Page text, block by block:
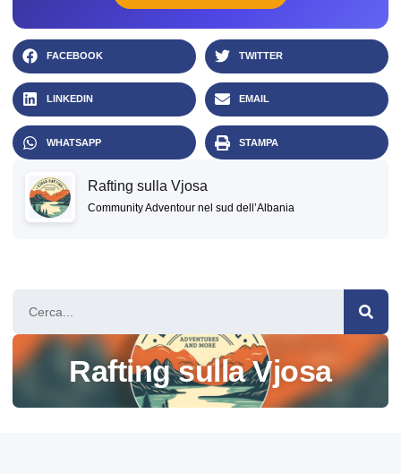
FACEBOOK TWITTER
LINKEDIN EMAIL
WHATSAPP STAMPA
Rafting sulla Vjosa
Community Adventour nel sud dell’Albania
Rafting sulla Vjosa